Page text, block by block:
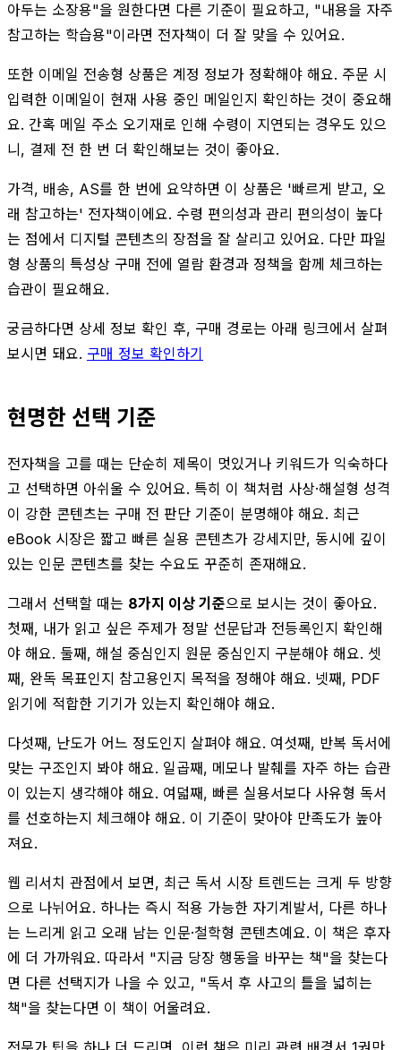
아두는 소장용"을 원한다면 다른 기준이 필요하고, "내용을 자주
참고하는 학습용"이라면 전자책이 더 잘 맞을 수 있어요.
또한 이메일 전송형 상품은 계정 정보가 정확해야 해요. 주문 시
입력한 이메일이 현재 사용 중인 메일인지 확인하는 것이 중요해
요. 간혹 메일 주소 오기재로 인해 수령이 지연되는 경우도 있으
니, 결제 전 한 번 더 확인해보는 것이 좋아요.
가격, 배송, AS를 한 번에 요약하면 이 상품은 '빠르게 받고, 오
래 참고하는' 전자책이에요. 수령 편의성과 관리 편의성이 높다
는 점에서 디지털 콘텐츠의 장점을 잘 살리고 있어요. 다만 파일
형 상품의 특성상 구매 전에 열람 환경과 정책을 함께 체크하는
습관이 필요해요.
궁금하다면 상세 정보 확인 후, 구매 경로는 아래 링크에서 살펴
보시면 돼요. 구매 정보 확인하기
현명한 선택 기준
전자책을 고를 때는 단순히 제목이 멋있거나 키워드가 익숙하다
고 선택하면 아쉬울 수 있어요. 특히 이 책처럼 사상·해설형 성격
이 강한 콘텐츠는 구매 전 판단 기준이 분명해야 해요. 최근
eBook 시장은 짧고 빠른 실용 콘텐츠가 강세지만, 동시에 깊이
있는 인문 콘텐츠를 찾는 수요도 꾸준히 존재해요.
그래서 선택할 때는 8가지 이상 기준으로 보시는 것이 좋아요.
첫째, 내가 읽고 싶은 주제가 정말 선문답과 전등록인지 확인해
야 해요. 둘째, 해설 중심인지 원문 중심인지 구분해야 해요. 셋
째, 완독 목표인지 참고용인지 목적을 정해야 해요. 넷째, PDF
읽기에 적합한 기기가 있는지 확인해야 해요.
다섯째, 난도가 어느 정도인지 살펴야 해요. 여섯째, 반복 독서에
맞는 구조인지 봐야 해요. 일곱째, 메모나 발췌를 자주 하는 습관
이 있는지 생각해야 해요. 여덟째, 빠른 실용서보다 사유형 독서
를 선호하는지 체크해야 해요. 이 기준이 맞아야 만족도가 높아
져요.
웹 리서치 관점에서 보면, 최근 독서 시장 트렌드는 크게 두 방향
으로 나뉘어요. 하나는 즉시 적용 가능한 자기계발서, 다른 하나
는 느리게 읽고 오래 남는 인문·철학형 콘텐츠예요. 이 책은 후자
에 더 가까워요. 따라서 "지금 당장 행동을 바꾸는 책"을 찾는다
면 다른 선택지가 나을 수 있고, "독서 후 사고의 틀을 넓히는
책"을 찾는다면 이 책이 어울려요.